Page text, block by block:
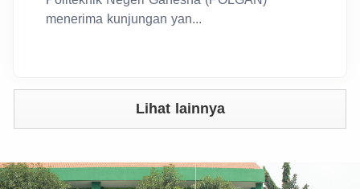
menerima kunjungan yan...
Lihat lainnya